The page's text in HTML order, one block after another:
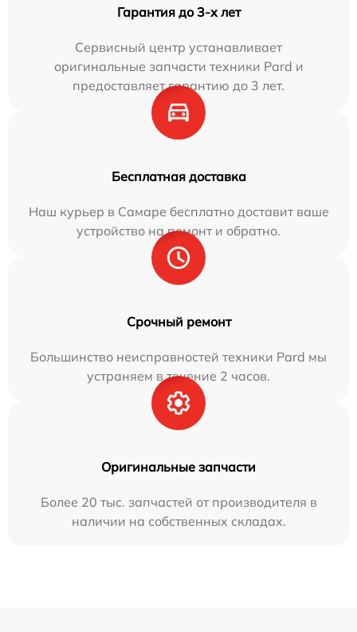
Гарантия до 3-х лет
Сервисный центр устанавливает
оригинальные запчасти техники Pard и
предоставляет гарантию до 3 лет.
Бесплатная доставка
Наш курьер в Самаре бесплатно доставит ваше
устройство на ремонт и обратно.
Срочный ремонт
Большинство неисправностей техники Pard мы
устраняем в течение 2 часов.
Оригинальные запчасти
Более 20 тыс. запчастей от производителя в
наличии на собственных складах.